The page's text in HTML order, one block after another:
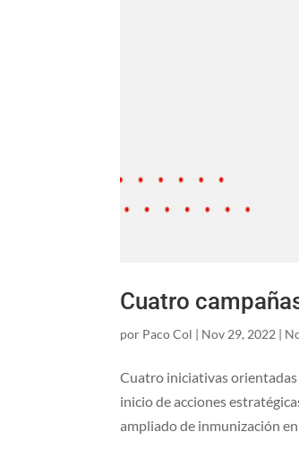
Cuatro
por Paco Col | Nov 29, 2022 |
Cuatro iniciativas
inicio de acciones
ampliado de inmunización en